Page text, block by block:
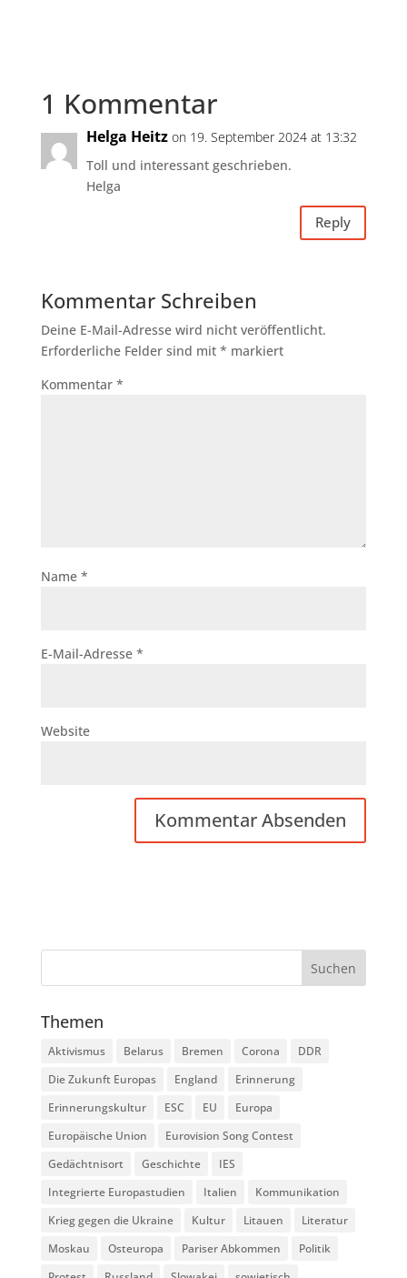
1 Kommentar
Helga Heitz on 19. September 2024 at 13:32
Toll und interessant geschrieben.
Helga
Reply
Kommentar Schreiben
Deine E-Mail-Adresse wird nicht veröffentlicht.
Erforderliche Felder sind mit * markiert
Kommentar *
Name *
E-Mail-Adresse *
Website
Themen
Aktivismus Belarus Bremen Corona
DDR
Die Zukunft Europas
England
Erinnerung
Erinnerungskultur
ESC EU
Europa
Europäische Union
Eurovision Song Contest
Gedächtnisort
Geschichte
IES
Integrierte Europastudien
Italien
Kommunikation
Krieg gegen die Ukraine
Kultur Litauen
Literatur
Moskau
Osteuropa Pariser Abkommen
Politik